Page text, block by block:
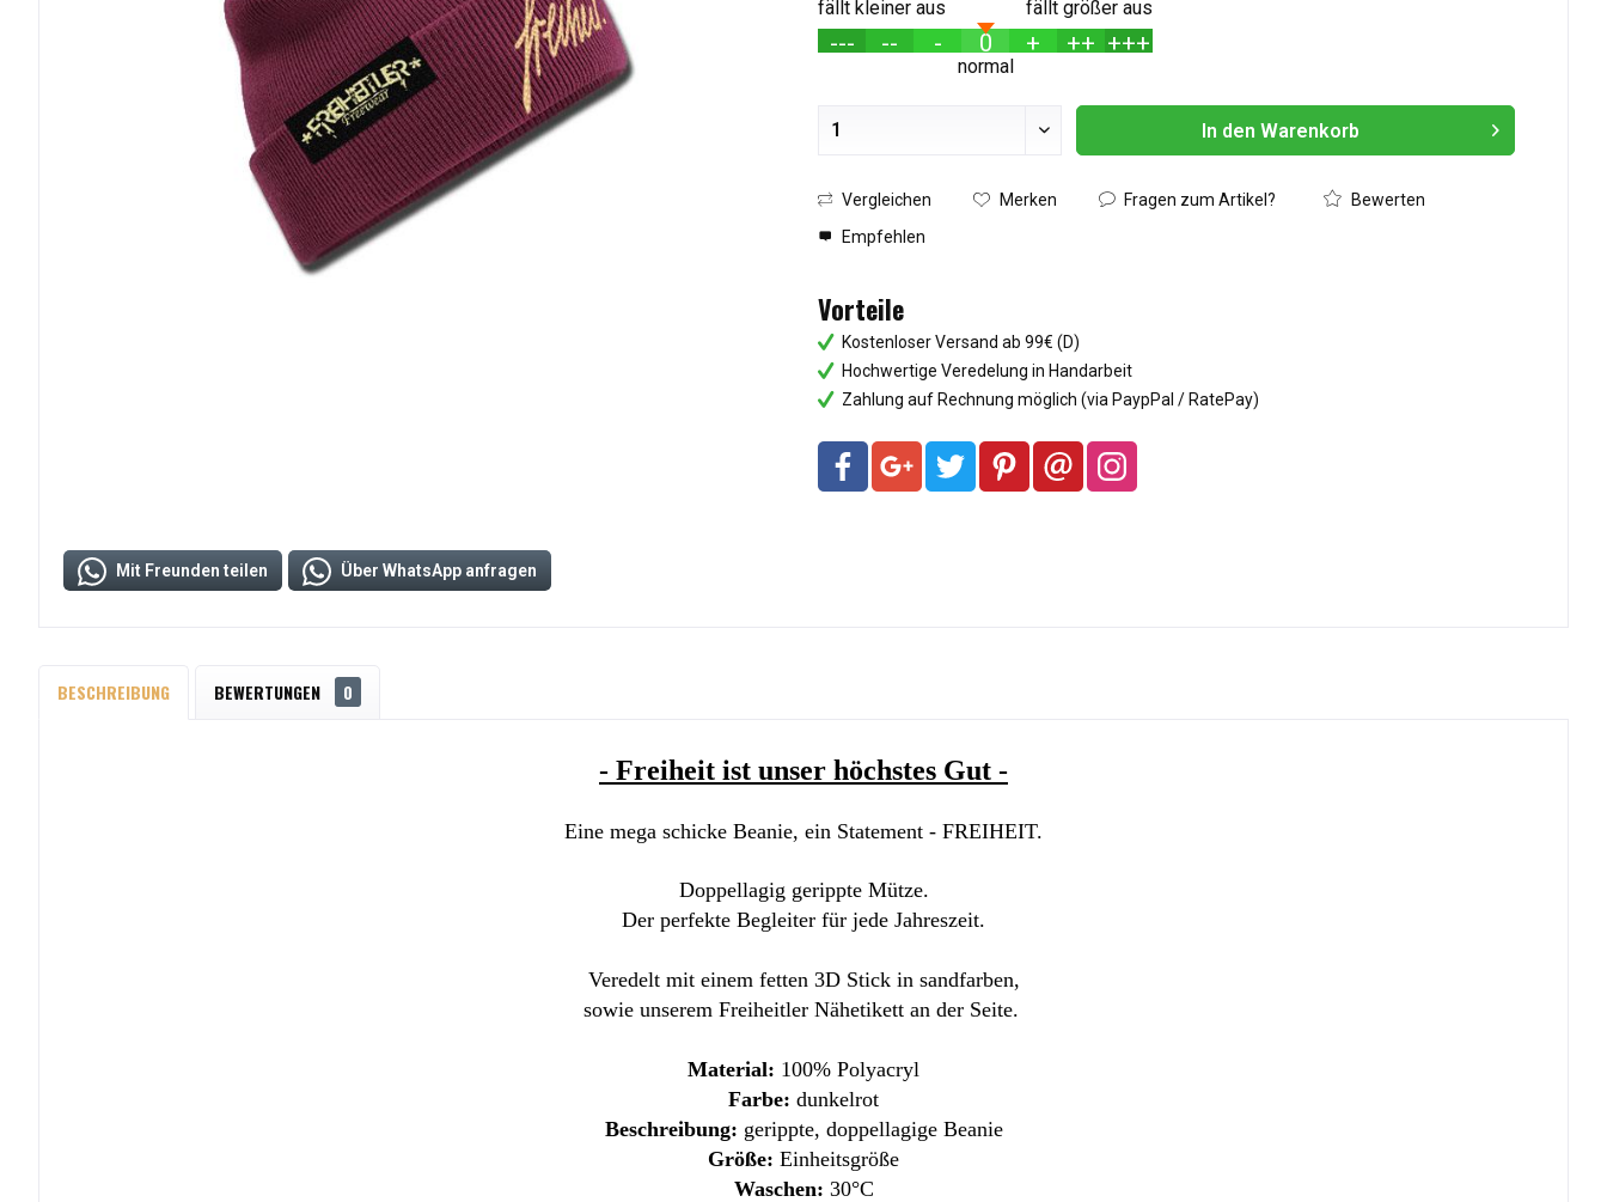
fällt größer aus
fällt kleiner aus
--- -- - 0 + ++ +++
normal
In den Warenkorb
Vergleichen Merken Fragen zum Artikel?
Bewerten
Empfehlen
Vorteile
Kostenloser Versand ab 99€ (D)
Hochwertige Veredelung in Handarbeit
Zahlung auf Rechnung möglich (via PaypPal / RatePay)
Mit Freunden teilen Über WhatsApp anfragen
BESCHREIBUNG BEWERTUNGEN 0
- Freiheit ist unser höchstes Gut -
Eine mega schicke Beanie, ein Statement - FREIHEIT.
Doppellagig gerippte Mütze.
Der perfekte Begleiter für jede Jahreszeit.
Veredelt mit einem fetten 3D Stick in sandfarben,
sowie unserem Freiheitler Nähetikett an der Seite.
Material: 100% Polyacryl
Farbe: dunkelrot
Beschreibung: gerippte, doppellagige Beanie
Größe: Einheitsgröße
Waschen: 30°C